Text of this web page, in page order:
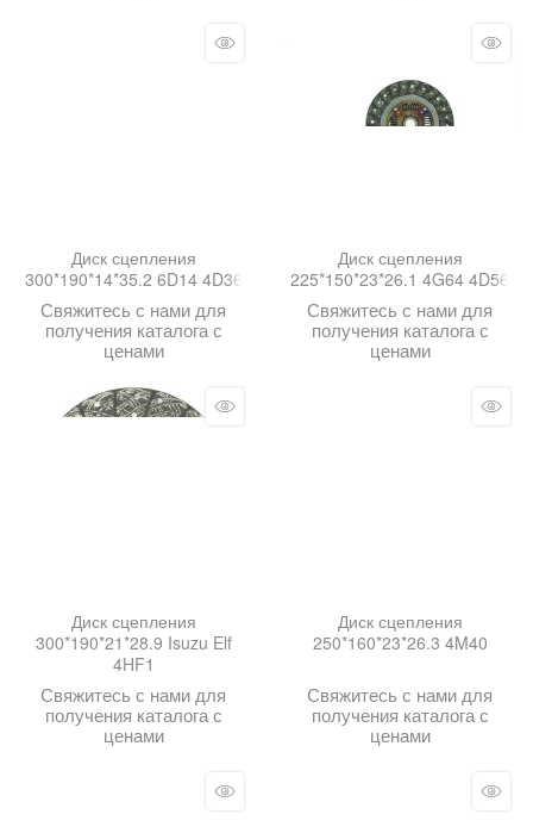
Диск сцепления
300*190*14*35.2 6D14 4D36
Свяжитесь с нами для
получения каталога с
ценами
Диск сцепления
225*150*23*26.1 4G64 4D56
Свяжитесь с нами для
получения каталога с
ценами
Диск сцепления
300*190*21*28.9 Isuzu Elf
4HF1
Свяжитесь с нами для
получения каталога с
ценами
Диск сцепления
250*160*23*26.3 4M40
Свяжитесь с нами для
получения каталога с
ценами